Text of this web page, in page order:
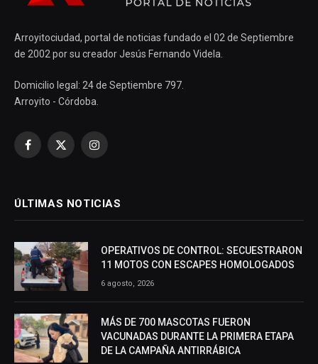
Arroyitociudad, portal de noticias fundado el 02 de Septiembre
de 2002 por su creador Jesús Fernando Videla.
Domicilio legal: 24 de Septiembre 797.
Arroyito - Córdoba.
Facebook
X
Instagram
ÚLTIMAS NOTICIAS
OPERATIVOS DE CONTROL: SECUESTRARON
11 MOTOS CON ESCAPES HOMOLOGADOS
6 agosto, 2026
MÁS DE 700 MASCOTAS FUERON
VACUNADAS DURANTE LA PRIMERA ETAPA
DE LA CAMPAÑA ANTIRRÁBICA